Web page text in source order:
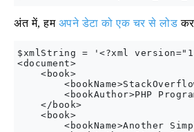
अंत में, हम अपने डेटा को एक चर से लोड
$xmlString = '<?xml
<document>
    <book>
<bookAuthor>PHP
    </book>
    <book>
<bookName>Another